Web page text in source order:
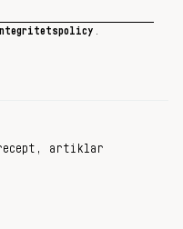
artiklar